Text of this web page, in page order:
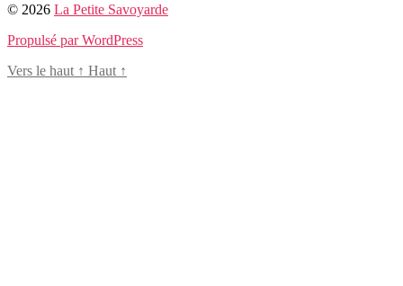
© 2026 La Petite Savoyarde
Propulsé par WordPress
Vers le haut ↑ Haut ↑